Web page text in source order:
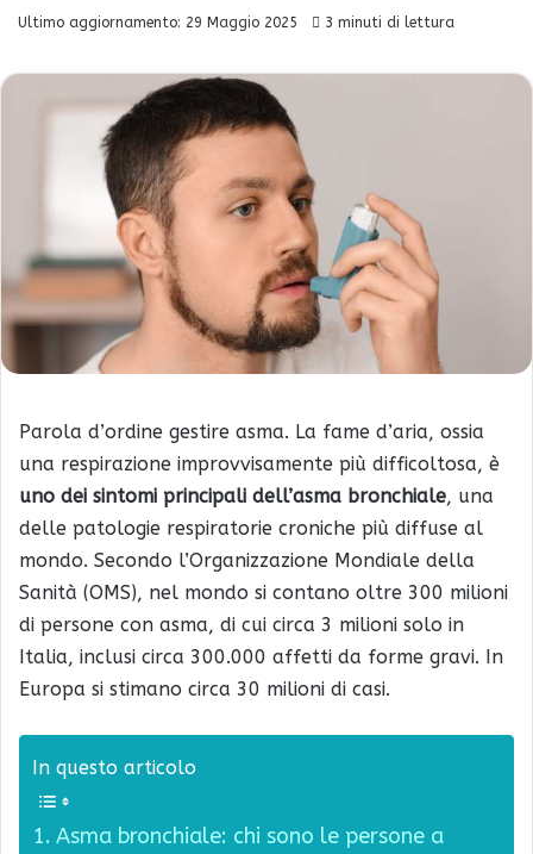
Ultimo aggiornamento: 29 Maggio 2025 3 minuti di lettura
Parola d’ordine gestire asma. La fame d’aria, ossia
una respirazione improvvisamente più difficoltosa, è
uno dei sintomi principali dell’asma bronchiale, una
delle patologie respiratorie croniche più diffuse al
mondo. Secondo l’Organizzazione Mondiale della
Sanità (OMS), nel mondo si contano oltre 300 milioni
di persone con asma, di cui circa 3 milioni solo in
Italia, inclusi circa 300.000 affetti da forme gravi. In
Europa si stimano circa 30 milioni di casi.
In questo articolo
Asma bronchiale: chi sono le persone a